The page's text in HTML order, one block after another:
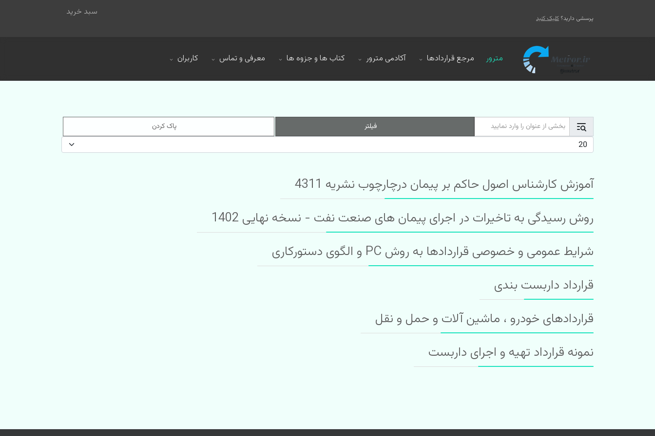
پرسشی دارید؟ کلیک کنید
سبد خرید
مترور مرجع قراردادها آکادمی مترور کتاب ها و جزوه ها معرفی و تماس کاربران
بخشی از عنوان را وارد نمایید فیلتر پاک کردن
نمایش #
آموزش کارشناس اصول حاکم بر پیمان درچارچوب نشریه 4311
روش رسیدگی به تاخیرات در اجرای پیمان های صنعت نفت - نسخه نهایی 1402
شرایط عمومی و خصوصی قراردادها به روش PC و الگوی دستورکاری
قرارداد داربست بندی
قراردادهای خودرو ، ماشین آلات و حمل و نقل
نمونه قرارداد تهیه و اجرای داربست